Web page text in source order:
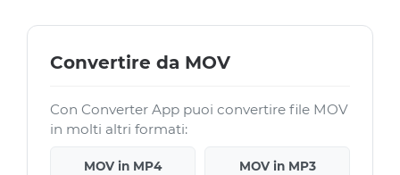
Convertire da MOV
Con Converter App puoi convertire file MOV
in molti altri formati:
MOV in MP4 MOV in MP3